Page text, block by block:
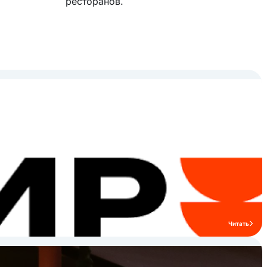
Читать